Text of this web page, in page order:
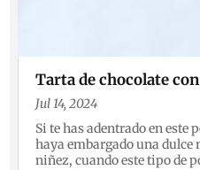
Tarta de chocolate
Jul 14, 2024
Si te has adentrado en este
haya embargado una dulce
niñez, cuando este tipo de